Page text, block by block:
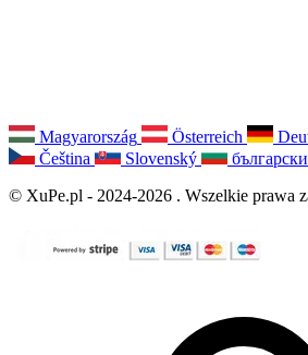
Magyarország Österreich
Čeština
Slovenský български
© XuPe.pl - 2024-2026 . Wszelkie prawa